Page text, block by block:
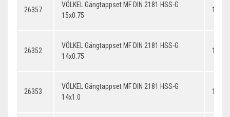
26357
VÖLKEL Gängtappset MF DIN 2181 HSS-G
15x0.75
26352
VÖLKEL Gängtappset MF DIN 2181 HSS-G
14x0.75
26353
VÖLKEL Gängtappset MF DIN 2181 HSS-G
14x1.0